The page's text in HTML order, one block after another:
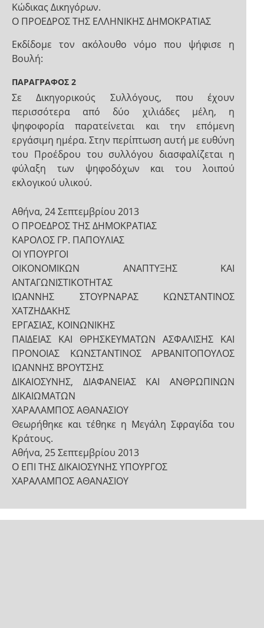
Κώδικας Δικηγόρων.
Ο ΠΡΟΕΔΡΟΣ ΤΗΣ ΕΛΛΗΝΙΚΗΣ ΔΗΜΟΚΡΑΤΙΑΣ
Εκδίδομε τον ακόλουθο νόμο που ψήφισε η
Βουλή:
ΠΑΡΑΓΡΑΦΟΣ 2
Σε Δικηγορικούς Συλλόγους, που έχουν
περισσότερα από δύο χιλιάδες μέλη, η
ψηφοφορία παρατείνεται και την επόμενη
εργάσιμη ημέρα. Στην περίπτωση αυτή με ευθύνη
του Προέδρου του συλλόγου διασφαλίζεται η
φύλαξη των ψηφοδόχων και του λοιπού
εκλογικού υλικού.
Αθήνα, 24 Σεπτεμβρίου 2013
Ο ΠΡΟΕΔΡΟΣ ΤΗΣ ΔΗΜΟΚΡΑΤΙΑΣ
ΚΑΡΟΛΟΣ ΓΡ. ΠΑΠΟΥΛΙΑΣ
ΟΙ ΥΠΟΥΡΓΟΙ
ΟΙΚΟΝΟΜΙΚΩΝ ΑΝΑΠΤΥΞΗΣ ΚΑΙ
ΑΝΤΑΓΩΝΙΣΤΙΚΟΤΗΤΑΣ
ΙΩΑΝΝΗΣ ΣΤΟΥΡΝΑΡΑΣ ΚΩΝΣΤΑΝΤΙΝΟΣ
ΧΑΤΖΗΔΑΚΗΣ
ΕΡΓΑΣΙΑΣ, ΚΟΙΝΩΝΙΚΗΣ
ΠΑΙΔΕΙΑΣ ΚΑΙ ΘΡΗΣΚΕΥΜΑΤΩΝ ΑΣΦΑΛΙΣΗΣ ΚΑΙ
ΠΡΟΝΟΙΑΣ ΚΩΝΣΤΑΝΤΙΝΟΣ ΑΡΒΑΝΙΤΟΠΟΥΛΟΣ
ΙΩΑΝΝΗΣ ΒΡΟΥΤΣΗΣ
ΔΙΚΑΙΟΣΥΝΗΣ, ΔΙΑΦΑΝΕΙΑΣ ΚΑΙ ΑΝΘΡΩΠΙΝΩΝ
ΔΙΚΑΙΩΜΑΤΩΝ
ΧΑΡΑΛΑΜΠΟΣ ΑΘΑΝΑΣΙΟΥ
Θεωρήθηκε και τέθηκε η Μεγάλη Σφραγίδα του
Κράτους.
Αθήνα, 25 Σεπτεμβρίου 2013
Ο ΕΠΙ ΤΗΣ ΔΙΚΑΙΟΣΥΝΗΣ ΥΠΟΥΡΓΟΣ
ΧΑΡΑΛΑΜΠΟΣ ΑΘΑΝΑΣΙΟΥ